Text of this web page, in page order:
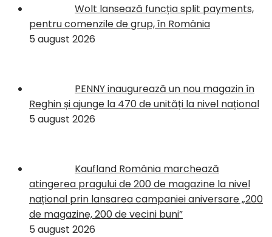
Wolt lansează funcția split payments,
pentru comenzile de grup, în România
5 august 2026
PENNY inaugurează un nou magazin în
Reghin și ajunge la 470 de unități la nivel național
5 august 2026
Kaufland România marchează
atingerea pragului de 200 de magazine la nivel
național prin lansarea campaniei aniversare „200
de magazine, 200 de vecini buni”
5 august 2026